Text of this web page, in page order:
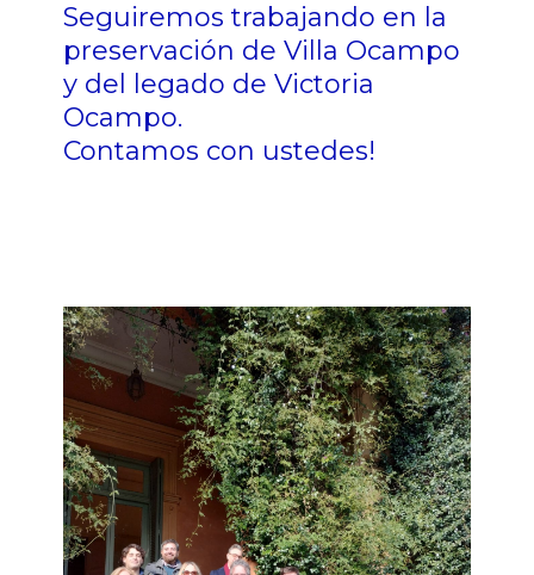
Seguiremos trabajando en la
preservación de Villa Ocampo
y del legado de Victoria
Ocampo.
Contamos con ustedes!